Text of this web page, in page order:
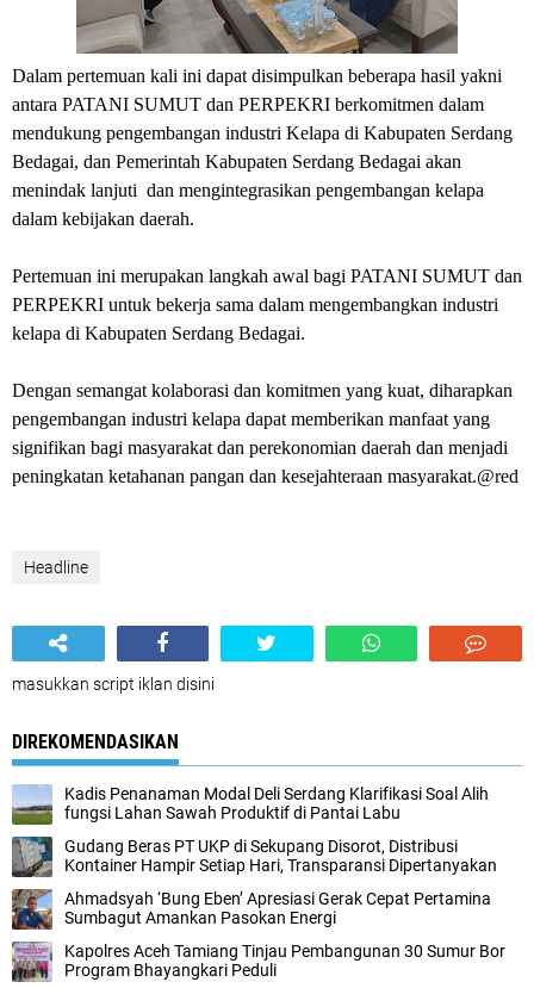
Dalam pertemuan kali ini dapat disimpulkan beberapa hasil yakni
antara PATANI SUMUT dan PERPEKRI berkomitmen dalam
mendukung pengembangan industri Kelapa di Kabupaten Serdang
Bedagai, dan Pemerintah Kabupaten Serdang Bedagai akan
menindak lanjuti dan mengintegrasikan pengembangan kelapa
dalam kebijakan daerah.
Pertemuan ini merupakan langkah awal bagi PATANI SUMUT dan
PERPEKRI untuk bekerja sama dalam mengembangkan industri
kelapa di Kabupaten Serdang Bedagai.
Dengan semangat kolaborasi dan komitmen yang kuat, diharapkan
pengembangan industri kelapa dapat memberikan manfaat yang
signifikan bagi masyarakat dan perekonomian daerah dan menjadi
peningkatan ketahanan pangan dan kesejahteraan masyarakat.@red
Headline
masukkan script iklan disini
DIREKOMENDASIKAN
Kadis Penanaman Modal Deli Serdang Klarifikasi Soal Alih
fungsi Lahan Sawah Produktif di Pantai Labu
Gudang Beras PT UKP di Sekupang Disorot, Distribusi
Kontainer Hampir Setiap Hari, Transparansi Dipertanyakan
Ahmadsyah ‘Bung Eben’ Apresiasi Gerak Cepat Pertamina
Sumbagut Amankan Pasokan Energi
Kapolres Aceh Tamiang Tinjau Pembangunan 30 Sumur Bor
Program Bhayangkari Peduli